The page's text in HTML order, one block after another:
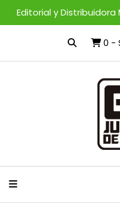
Editorial y
0 -